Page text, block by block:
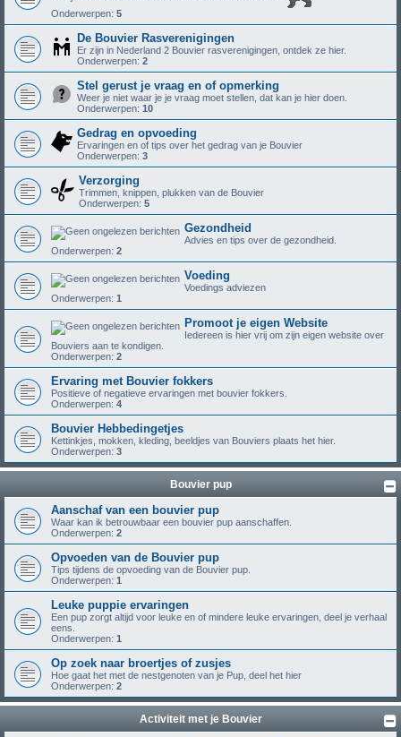
Onderwerpen: 5
De Bouvier Rasverenigingen
Er zijn in Nederland 2 Bouvier rasverenigingen, ontdek ze hier.
Onderwerpen: 2
Stel gerust je vraag en of opmerking
Weer je niet waar je je vraag moet stellen, dat kan je hier doen.
Onderwerpen: 10
Gedrag en opvoeding
Ervaringen en of tips over het gedrag van je Bouvier
Onderwerpen: 3
Verzorging
Trimmen, knippen, plukken van de Bouvier
Onderwerpen: 5
Gezondheid
Advies en tips over de gezondheid.
Onderwerpen: 2
Voeding
Voedings adviezen
Onderwerpen: 1
Promoot je eigen Website
Iedereen is hier vrij om zijn eigen website over
Bouviers aan te kondigen.
Onderwerpen: 2
Ervaring met Bouvier fokkers
Positieve of negatieve ervaringen met bouvier fokkers.
Onderwerpen: 4
Bouvier Hebbedingetjes
Kettinkjes, mokken, kleding, beeldjes van Bouviers plaats het hier.
Onderwerpen: 3
Bouvier pup
Aanschaf van een bouvier pup
Waar kan ik betrouwbaar een bouvier pup aanschaffen.
Onderwerpen: 2
Opvoeden van de Bouvier pup
Tips tijdens de opvoeding van de Bouvier pup.
Onderwerpen: 1
Leuke puppie ervaringen
Een pup zorgt altijd voor leuke en of mindere leuke ervaringen, deel je verhaal
eens.
Onderwerpen: 1
Op zoek naar broertjes of zusjes
Hoe gaat het met de nestgenoten van je Pup, deel het hier
Onderwerpen: 2
Activiteit met je Bouvier